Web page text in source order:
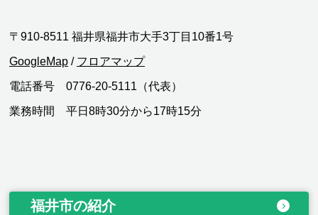
〒910-8511 福井県福井市大手3丁目10番1号
GoogleMap / フロアマップ
電話番号 0776-20-5111（代表）
業務時間 平日8時30分から17時15分
福井市の紹介